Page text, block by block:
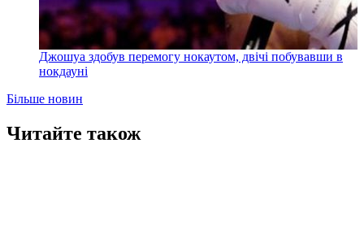
Джошуа здобув перемогу нокаутом, двічі побувавши в
нокдауні
Більше новин
Читайте також